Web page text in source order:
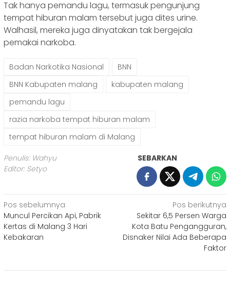
Tak hanya pemandu lagu, termasuk pengunjung
tempat hiburan malam tersebut juga dites urine.
Walhasil, mereka juga dinyatakan tak bergejala
pemakai narkoba.
Badan Narkotika Nasional
BNN
BNN Kabupaten malang
kabupaten malang
pemandu lagu
razia narkoba tempat hiburan malam
tempat hiburan malam di Malang
Penulis: Wahyu
Editor: Setyo
SEBARKAN
Navigasi
pos
Pos sebelumnya
Muncul Percikan Api, Pabrik
Kertas di Malang 3 Hari
Kebakaran
Pos berikutnya
Sekitar 6,5 Persen Warga
Kota Batu Pengangguran,
Disnaker Nilai Ada Beberapa
Faktor